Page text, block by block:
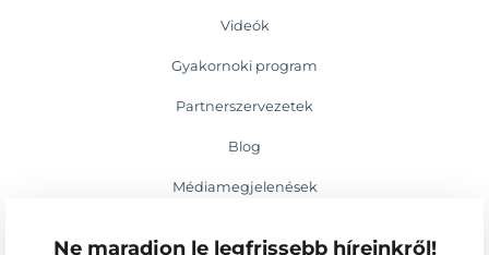
Ne maradjon le legfrissebb híreinkről!
Videók
Gyakornoki program
Partnerszervezetek
Blog
Médiamegjelenések